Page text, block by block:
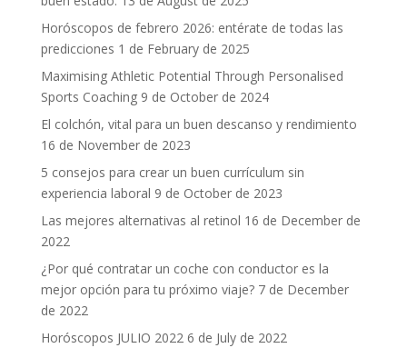
Horóscopos de febrero 2026: entérate de todas las
predicciones 1 de February de 2025
Maximising Athletic Potential Through Personalised
Sports Coaching 9 de October de 2024
El colchón, vital para un buen descanso y rendimiento
16 de November de 2023
5 consejos para crear un buen currículum sin
experiencia laboral 9 de October de 2023
Las mejores alternativas al retinol 16 de December de
2022
¿Por qué contratar un coche con conductor es la
mejor opción para tu próximo viaje? 7 de December
de 2022
Horóscopos JULIO 2022 6 de July de 2022